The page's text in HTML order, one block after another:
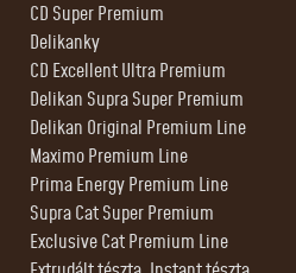
CD Super Premium
Delikanky
CD Excellent Ultra Premium
Delikan Supra Super Premium
Delikan Original Premium Line
Maximo Premium Line
Prima Energy Premium Line
Supra Cat Super Premium
Exclusive Cat Premium Line